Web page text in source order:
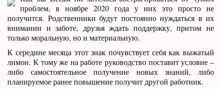
проблем, в ноябре 2020 года у них это просто не
получится. Родственники будут постоянно нуждаться в их
внимании и заботе, друзья ждать поддержку, притом не
только моральную, но и материальную.
К середине месяца этот знак почувствует себя как выжатый
лимон. К тому же на работе руководство поставит условие –
либо самостоятельное получение новых знаний, либо
планируемое ранее повышение получит другой работник.